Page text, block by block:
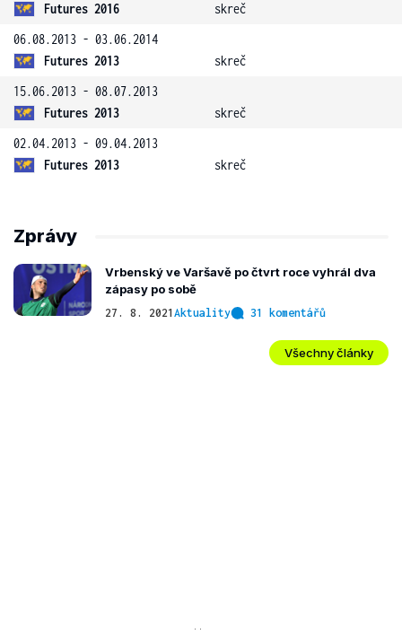
Futures 2016
skreč
06.08.2013 - 03.06.2014
Futures 2013
skreč
15.06.2013 - 08.07.2013
Futures 2013
skreč
02.04.2013 - 09.04.2013
Futures 2013
skreč
Zprávy
Vrbenský ve Varšavě po čtvrt roce vyhrál dva
zápasy po sobě
27. 8. 2021Aktuality 31 komentářů
Všechny články